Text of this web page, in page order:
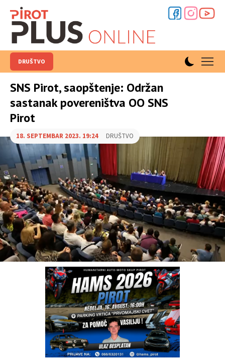
DRUŠTVO
SNS Pirot, saopštenje: Održan
sastanak povereništva OO SNS
Pirot
18. SEPTEMBAR 2023. 19:24 DRUŠTVO